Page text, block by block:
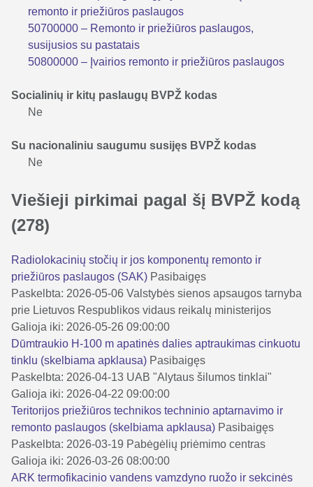
remonto ir priežiūros paslaugos
50700000 – Remonto ir priežiūros paslaugos,
susijusios su pastatais
50800000 – Įvairios remonto ir priežiūros paslaugos
Socialinių ir kitų paslaugų BVPŽ kodas
Ne
Su nacionaliniu saugumu susijęs BVPŽ kodas
Ne
Viešieji pirkimai pagal šį BVPŽ kodą
(278)
Radiolokacinių stočių ir jos komponentų remonto ir
priežiūros paslaugos (SAK) Pasibaigęs
Paskelbta: 2026-05-06 Valstybės sienos apsaugos tarnyba
prie Lietuvos Respublikos vidaus reikalų ministerijos
Galioja iki: 2026-05-26 09:00:00
Dūmtraukio H-100 m apatinės dalies aptraukimas cinkuotu
tinklu (skelbiama apklausa) Pasibaigęs
Paskelbta: 2026-04-13 UAB "Alytaus šilumos tinklai"
Galioja iki: 2026-04-22 09:00:00
Teritorijos priežiūros technikos techninio aptarnavimo ir
remonto paslaugos (skelbiama apklausa) Pasibaigęs
Paskelbta: 2026-03-19 Pabėgėlių priėmimo centras
Galioja iki: 2026-03-26 08:00:00
ARK termofikacinio vandens vamzdyno ruožo ir sekcinės